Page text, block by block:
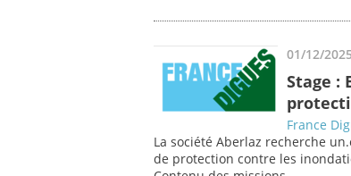
01/12/2025
Stage :
France
La société Aberlaz recherche
de protection contre les